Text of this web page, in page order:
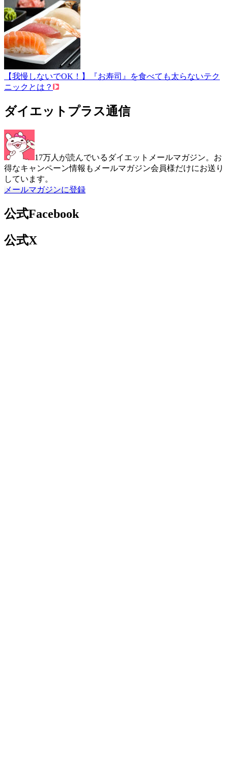
【我慢しないでOK！】『お寿司』を食べても太らないテク
ニックとは？
ダイエットプラス通信
17万人が読んでいるダイエットメールマガジン。お
得なキャンペーン情報もメールマガジン会員様だけにお送り
しています。
メールマガジンに登録
公式Facebook
公式X